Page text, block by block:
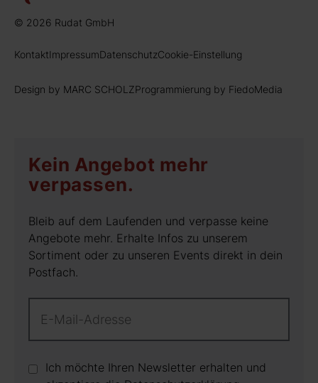
© 2026 Rudat GmbH
KontaktImpressumDatenschutzCookie-Einstellung
Design by MARC SCHOLZProgrammierung by FiedoMedia
Kein Angebot mehr
verpassen.
Bleib auf dem Laufenden und verpasse keine
Angebote mehr. Erhalte Infos zu unserem
Sortiment oder zu unseren Events direkt in dein
Postfach.
Ich möchte Ihren Newsletter erhalten und